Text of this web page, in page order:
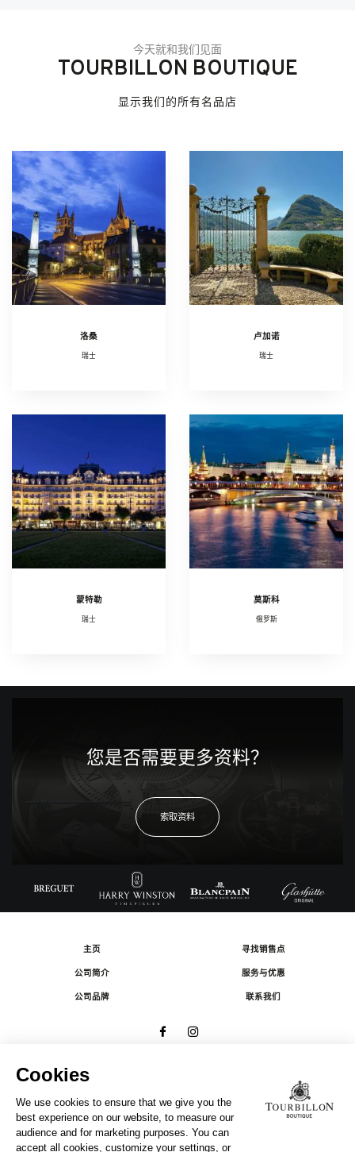
今天就和我们见面
TOURBILLON BOUTIQUE
显示我们的所有名品店
洛桑
瑞士
卢加诺
瑞士
蒙特勒
瑞士
莫斯科
俄罗斯
您是否需要更多资料？
索取资料
主页
公司简介
公司品牌
寻找销售点
服务与优惠
联系我们